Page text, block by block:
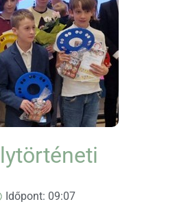
Időpont: 09:07